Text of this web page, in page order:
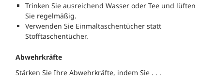
Trinken Sie ausreichend Wasser oder Tee und lüften
Sie regelmäßig.
Verwenden Sie Einmaltaschentücher statt
Stofftaschentücher.
Abwehrkräfte
Stärken Sie Ihre Abwehrkräfte, indem Sie . . .